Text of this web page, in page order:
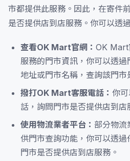
市都提供此服務。因此，在寄件
是否提供店到店服務。你可以透
查看OK Mart官網： OK Mart
服務的門市資訊，你可以透
地址或門市名稱，查詢該門市
撥打OK Mart客服電話： 你
話，詢問門市是否提供店到店
使用物流業者平台： 部分物流
供門市查詢功能，你可以透
門市是否提供店到店服務。